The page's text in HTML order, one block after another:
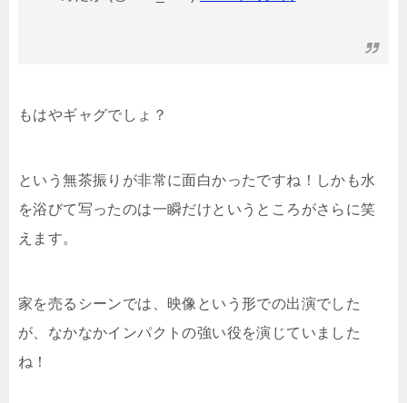
もはやギャグでしょ？
という無茶振りが非常に面白かったですね！しかも水
を浴びて写ったのは一瞬だけというところがさらに笑
えます。
家を売るシーンでは、映像という形での出演でした
が、なかなかインパクトの強い役を演じていました
ね！